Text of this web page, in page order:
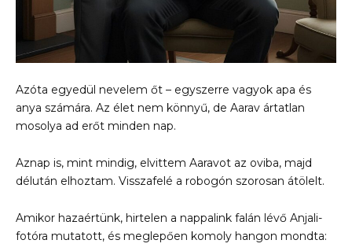
Azóta egyedül nevelem őt – egyszerre vagyok apa és
anya számára. Az élet nem könnyű, de Aarav ártatlan
mosolya ad erőt minden nap.
Aznap is, mint mindig, elvittem Aaravot az oviba, majd
délután elhoztam. Visszafelé a robogón szorosan átölelt.
Amikor hazaértünk, hirtelen a nappalink falán lévő Anjali-
fotóra mutatott, és meglepően komoly hangon mondta: